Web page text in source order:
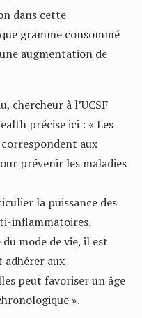
dans cette
gramme consommé
augmentation de
chercheur à l’UCSF
précise ici : « Les
aux
prévenir les maladies
la puissance des
inflammatoires.
mode de vie, il est
adhérer aux
peut favoriser un âge
».